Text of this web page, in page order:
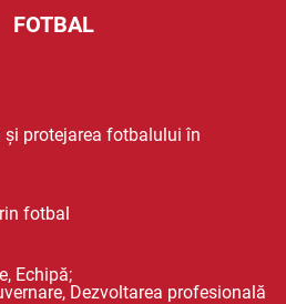
FOTBAL
și protejarea fotbalului în
fotbal
Echipă;
Dezvoltarea profesională